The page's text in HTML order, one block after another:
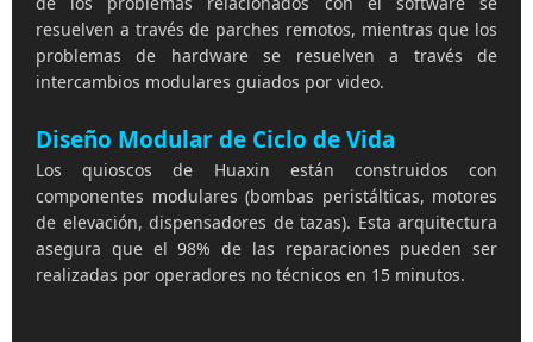
resuelven a través de parches remotos, mientras que los
problemas de hardware se resuelven a través de
intercambios modulares guiados por video.
Diseño Modular de Ciclo de Vida
Los quioscos de Huaxin están construidos con
componentes modulares (bombas peristálticas, motores
de elevación, dispensadores de tazas). Esta arquitectura
asegura que el 98% de las reparaciones pueden ser
realizadas por operadores no técnicos en 15 minutos.